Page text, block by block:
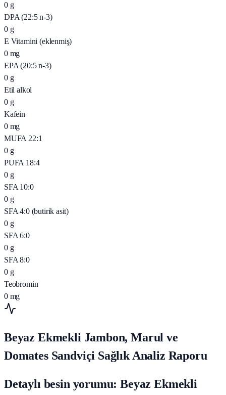
0 g
DPA (22:5 n-3)
0 g
E Vitamini (eklenmiş)
0 mg
EPA (20:5 n-3)
0 g
Etil alkol
0 g
Kafein
0 mg
MUFA 22:1
0 g
PUFA 18:4
0 g
SFA 10:0
0 g
SFA 4:0 (butirik asit)
0 g
SFA 6:0
0 g
SFA 8:0
0 g
Teobromin
0 mg
Beyaz Ekmekli Jambon, Marul ve
Domates Sandviçi Sağlık Analiz Raporu
Detaylı besin yorumu: Beyaz Ekmekli